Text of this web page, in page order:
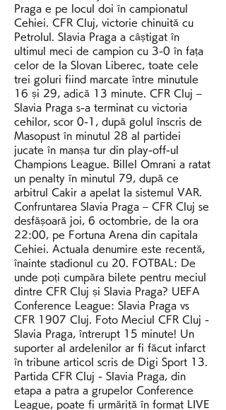
Praga e pe locul doi în campionatul
Cehiei. CFR Cluj, victorie chinuită cu
Petrolul. Slavia Praga a câștigat în
ultimul meci de campion cu 3-0 în fața
celor de la Slovan Liberec, toate cele
trei goluri fiind marcate între minutule
16 și 29, adică 13 minute. CFR Cluj –
Slavia Praga s-a terminat cu victoria
cehilor, scor 0-1, după golul înscris de
Masopust în minutul 28 al partidei
jucate în manșa tur din play-off-ul
Champions League. Billel Omrani a ratat
un penalty în minutul 79, după ce
arbitrul Cakir a apelat la sistemul VAR.
Confruntarea Slavia Praga – CFR Cluj se
desfășoară joi, 6 octombrie, de la ora
22:00, pe Fortuna Arena din capitala
Cehiei. Actuala denumire este recentă,
înainte stadionul cu 20. FOTBAL: De
unde poți cumpăra bilete pentru meciul
dintre CFR Cluj și Slavia Praga? UEFA
Conference League: Slavia Praga vs
CFR 1907 Cluj. Foto Meciul CFR Cluj -
Slavia Praga, întrerupt 15 minute! Un
suporter al ardelenilor ar fi făcut infarct
în tribune articol scris de Digi Sport 13.
Partida CFR Cluj - Slavia Praga, din
etapa a patra a grupelor Conference
League, poate fi urmărită în format LIVE